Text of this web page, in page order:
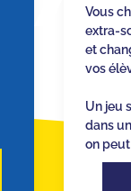
Vous
extra-
et
vos
Un jeu
dans
on